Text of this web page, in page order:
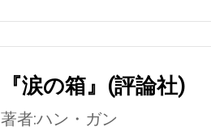
『涙の箱』(評論社)
著者:ハン・ガン